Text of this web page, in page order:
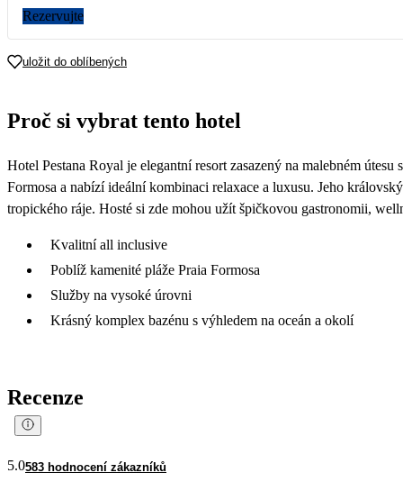
Rezervujte
uložit do oblíbených
Proč si vybrat tento hotel
Hotel Pestana Royal je elegantní resort zasazený na malebném
Formosa a nabízí ideální kombinaci relaxace a luxusu. Jeho
tropického ráje. Hosté si zde mohou užít špičkovou gastronomii,
Kvalitní all inclusive
Poblíž kamenité pláže Praia Formosa
Služby na vysoké úrovni
Krásný komplex bazénu s výhledem na oceán a okolí
Recenze
5.0583 hodnocení zákazníků